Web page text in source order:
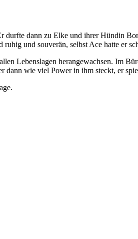
durfte dann zu Elke und ihrer Hündin
und souverän, selbst Ace hatte er
Lebenslagen herangewachsen. Im
dann wie viel Power in ihm steckt, er